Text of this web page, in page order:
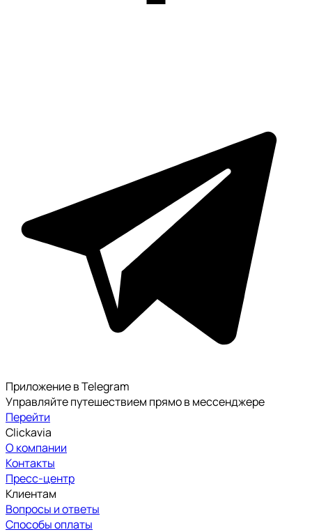
Приложение в Telegram
Управляйте путешествием прямо в мессенджере
Перейти
Clickavia
О компании
Контакты
Пресс-центр
Клиентам
Вопросы и ответы
Способы оплаты